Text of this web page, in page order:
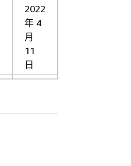
2022
年 4
月
11
日
月 8